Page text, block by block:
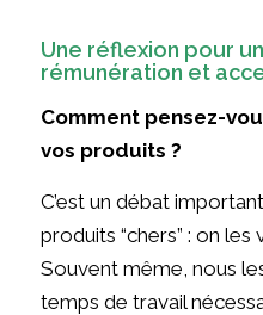
Une réflexion pour
rémunération et
Comment pensez-
vos produits ?
C’est un débat
produits “chers” : on les
Souvent même, nous
temps de travail